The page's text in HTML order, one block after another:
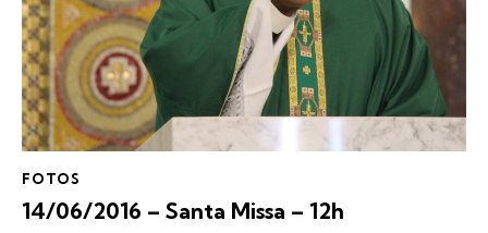
FOTOS
14/06/2016 – Santa Missa – 12h